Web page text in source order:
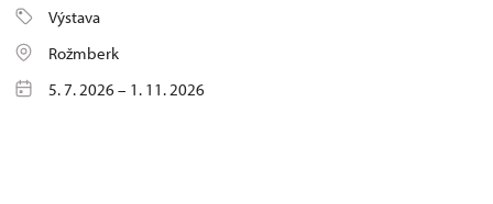
Výstava
Rožmberk
5. 7. 2026 – 1. 11. 2026